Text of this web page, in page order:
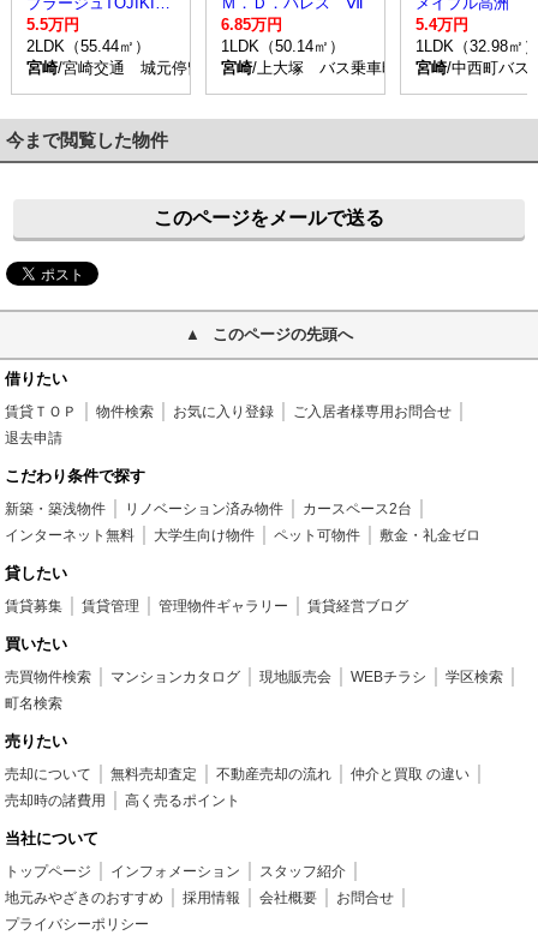
5.5万円
2LDK（55.44㎡）
宮崎/宮崎交通 城元停留所 バス乗車時間4分 停歩4分
6.85万円
1LDK（50.14㎡）
宮崎/上大塚 バス乗車時間25分 停歩4分
5.4万円
1LDK（32.98㎡）
宮崎/中西町バ
今まで閲覧した物件
このページをメールで送る
このページの先頭へ
借りたい
賃貸ＴＯＰ 物件検索 お気に入り登録
ご入居者様専用お問合せ
退去申請
こだわり条件で探す
新築・築浅物件 リノベーション済み物件
カースペース2台
インターネット無料
大学生向け物件 ペット可物件 敷金・礼金ゼロ
貸したい
賃貸募集 賃貸管理 管理物件ギャラリー 賃貸経営ブログ
買いたい
売買物件検索 マンションカタログ 現地販売会 WEBチラシ
学区検索
町名検索
売りたい
売却について 無料売却査定 不動産売却の流れ
仲介と買取 の違い
売却時の諸費用
高く売るポイント
当社について
トップページ インフォメーション
スタッフ紹介
地元みやざきのおすすめ
採用情報 会社概要
お問合せ
プライバシーポリシー